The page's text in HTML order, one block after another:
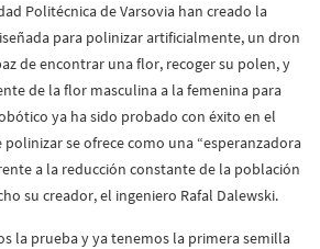
Politécnica de Varsovia han creado la
para polinizar artificialmente, un dron
de encontrar una flor, recoger su polen, y
de la flor masculina a la femenina para
ya ha sido probado con éxito en el
se ofrece como una “esperanzadora
a la reducción constante de la población
su creador, el ingeniero Rafal Dalewski.
la prueba y ya tenemos la primera semilla